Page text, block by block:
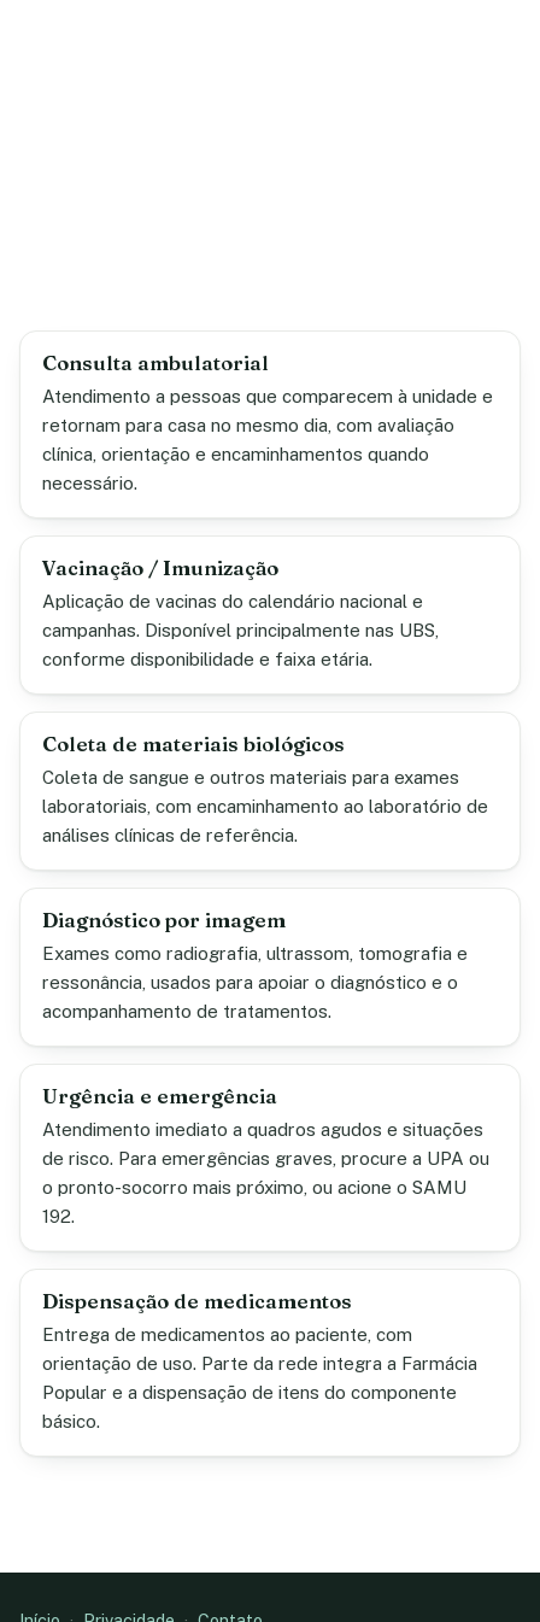
Consulta ambulatorial
Atendimento a pessoas que comparecem à unidade e
retornam para casa no mesmo dia, com avaliação
clínica, orientação e encaminhamentos quando
necessário.
Vacinação / Imunização
Aplicação de vacinas do calendário nacional e
campanhas. Disponível principalmente nas UBS,
conforme disponibilidade e faixa etária.
Coleta de materiais biológicos
Coleta de sangue e outros materiais para exames
laboratoriais, com encaminhamento ao laboratório de
análises clínicas de referência.
Diagnóstico por imagem
Exames como radiografia, ultrassom, tomografia e
ressonância, usados para apoiar o diagnóstico e o
acompanhamento de tratamentos.
Urgência e emergência
Atendimento imediato a quadros agudos e situações
de risco. Para emergências graves, procure a UPA ou
o pronto-socorro mais próximo, ou acione o SAMU
192.
Dispensação de medicamentos
Entrega de medicamentos ao paciente, com
orientação de uso. Parte da rede integra a Farmácia
Popular e a dispensação de itens do componente
básico.